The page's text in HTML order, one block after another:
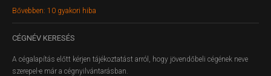
Bővebben: 10 gyakori hiba
CÉGNÉV KERESÉS
A cégalapítás előtt kérjen tájékoztatást arról, hogy jövendőbeli cégének neve
szerepel-e már a cégnyilvántarásban.